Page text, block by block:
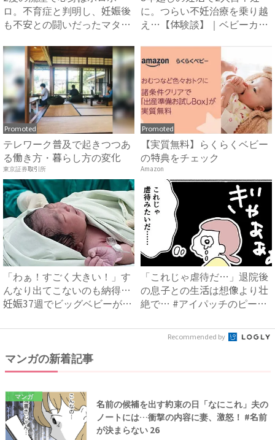
ロ。不育症と判明し、妊娠後
も不安との闘いだったマタニ
に。つらい不妊治療を乗り越
え…【体験談】｜ベビーカレ
Promoted
テレワーク普及で起きつつあ
る働き方・暮らし方の変化
東京証券取引所
Promoted
【実質無料】らくらくベビー
の特典をチェック
Amazon
「わぁ！すごく大きい！」す
んなり出てこないのも納得…
妊娠37週でビッグベビーが
「これじゃ虐待だ…」退院後
の息子との生活は想像より壮
絶で… #アイパッチのピー
Recommended by
マンガの新着記事
マンガ
名前の候補を出す約束の日「なにこれ」夫の
ノートには…衝撃の内容に妻、激怒！ #名前
が決まらない 26